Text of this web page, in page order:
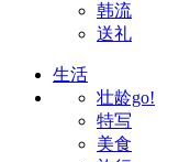
韩流
送礼
生活
壮龄go!
特写
美食